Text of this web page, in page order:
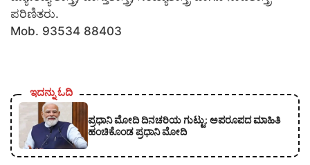
ಪರಿಣಿತರು.
Mob. 93534 88403
ಇದನ್ನು ಓದಿ
ಪ್ರಧಾನಿ ಮೋದಿ ದಿನಚರಿಯ ಗುಟ್ಟು: ಅಪರೂಪದ ಮಾಹಿತಿ
ಹಂಚಿಕೊಂಡ ಪ್ರಧಾನಿ ಮೋದಿ